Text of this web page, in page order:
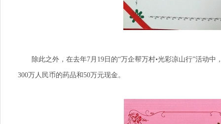
除此之外，在去年7月19日的“万企帮万村•光彩凉山行”活动中
300万人民币的药品和50万元现金。